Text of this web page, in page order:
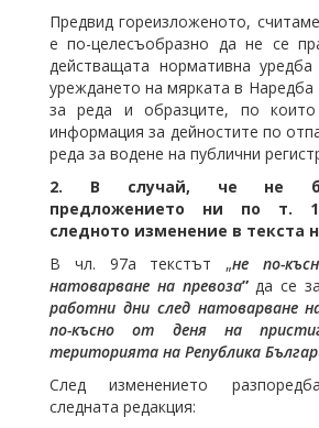
Предвид гореизложеното,
е по-целесъобразно да не се
действащата нормативна
уреждането на мярката в Наредба
за реда и образците, по които
информация за дейностите по
реда за водене на публични
2. В случай, че не
предложението ни по т.
следното изменение в текста
В чл. 97а текстът „не по-
натоварване на превоза”да се
работни дни след натоварване
по-късно от деня на
територията на Република
След изменението
следната редакция: